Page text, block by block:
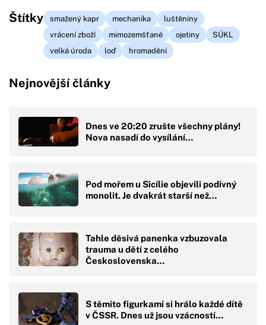
Štítky smažený kapr mechanika
luštěniny
vrácení zboží
mimozemšťané ojetiny
SÚKL
velká úroda
loď hromadění
Nejnovější články
Dnes ve 20:20 zrušte všechny plány!
Nova nasadí do vysílání…
Pod mořem u Sicílie objevili podivný
monolit. Je dvakrát starší než…
Tahle děsivá panenka vzbuzovala
trauma u dětí z celého
Československa…
S těmito figurkami si hrálo každé dítě
v ČSSR. Dnes už jsou vzácností…